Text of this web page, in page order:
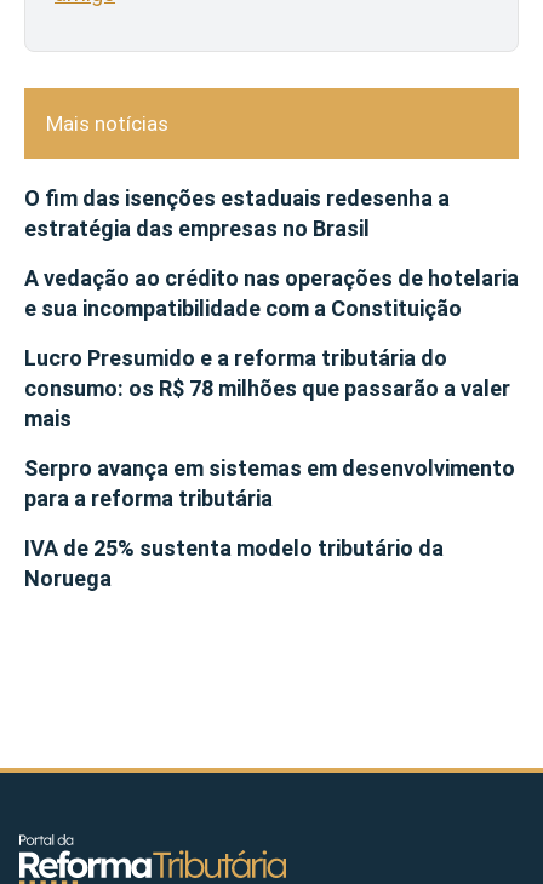
Mais notícias
O fim das isenções estaduais redesenha a
estratégia das empresas no Brasil
A vedação ao crédito nas operações de hotelaria
e sua incompatibilidade com a Constituição
Lucro Presumido e a reforma tributária do
consumo: os R$ 78 milhões que passarão a valer
mais
Serpro avança em sistemas em desenvolvimento
para a reforma tributária
IVA de 25% sustenta modelo tributário da
Noruega